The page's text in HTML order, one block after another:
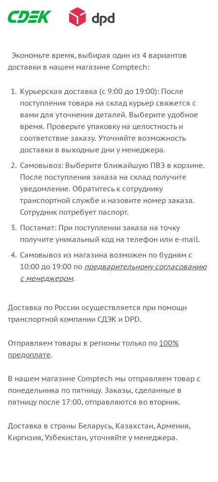
Экономьте время, выбирая один из 4 вариантов
доставки в нашем магазине Comptech:
Курьерская доставка (с 9:00 до 19:00): После
поступления товара на склад курьер свяжется с
вами для уточнения деталей. Выберите удобное
время. Проверьте упаковку на целостность и
соответствие заказу. Уточняйте возможность
доставки в выходные дни у менеджера.
Самовывоз: Выберите ближайшую ПВЗ в корзине.
После поступления заказа на склад получите
уведомление. Обратитесь к сотруднику
транспортной службе и назовите номер заказа.
Сотрудник потребует паспорт.
Постамат: При поступлении заказа на точку
получите уникальный код на телефон или e-mail.
Самовывоз из магазина возможен по будням с
10:00 до 19:00 по предварительному согласованию
с менеджером.
Доставка по России осуществляется при помощи
транспортной компании СДЭК и DPD.
Отправляем товары в регионы только по 100%
предоплате.
В нашем магазине Comptech мы отправляем товар с
понедельника по пятницу. Заказы, сделанные в
пятницу после 17:00, отправляются во вторник.
Доставка в страны Беларусь, Казахстан, Армения,
Киргизия, Узбекистан, уточняйте у менеджера.